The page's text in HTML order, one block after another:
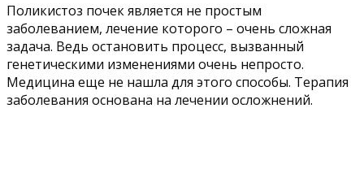
Поликистоз почек является не простым
заболеванием, лечение которого – очень сложная
задача. Ведь остановить процесс, вызванный
генетическими изменениями очень непросто.
Медицина еще не нашла для этого способы. Терапия
заболевания основана на лечении осложнений.